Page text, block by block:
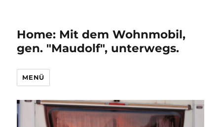
Home: Mit dem Wohnmobil,
gen. "Maudolf", unterwegs.
MENÜ